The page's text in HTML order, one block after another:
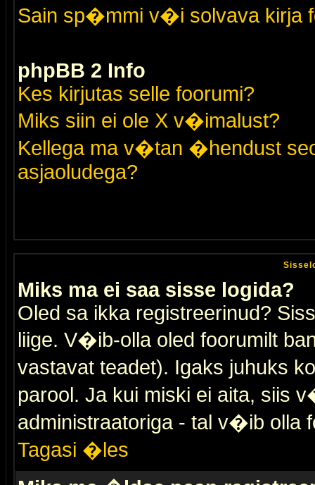
Sain sp�mmi v�i solvava kirja
phpBB 2 Info
Kes kirjutas selle foorumi?
Miks siin ei ole X v�imalust?
Kellega ma v�tan �hendust
asjaoludega?
Miks ma ei saa sisse logida?
Oled sa ikka registreerinud?
liige. V�ib-olla oled foorumilt
vastavat teadet). Igaks juhuks
parool. Ja kui miski ei aita, siis
administraatoriga - tal v�ib olla
Tagasi �les